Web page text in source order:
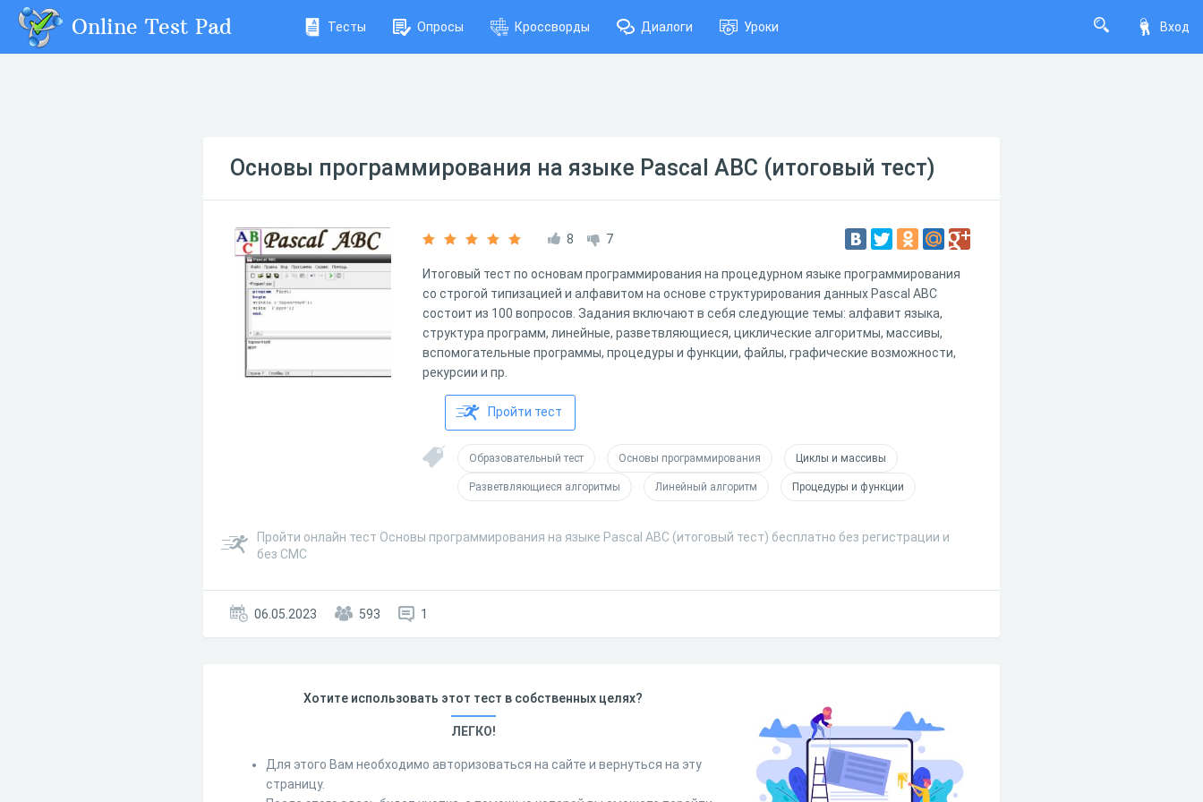
Вход
Online Test Pad Тесты Опросы Кроссворды Диалоги Уроки
Основы программирования на языке Pascal ABC (итоговый тест)
8 7
Итоговый тест по основам программирования на процедурном языке программирования
со строгой типизацией и алфавитом на основе структурирования данных Pascal ABC
состоит из 100 вопросов. Задания включают в себя следующие темы: алфавит языка,
структура программ, линейные, разветвляющиеся, циклические алгоритмы, массивы,
вспомогательные программы, процедуры и функции, файлы, графические возможности,
рекурсии и пр.
Пройти тест
Образовательный тест Основы программирования Циклы и массивы
Разветвляющиеся алгоритмы Линейный алгоритм Процедуры и функции
Пройти онлайн тест Основы программирования на языке Pascal ABC (итоговый тест) бесплатно без регистрации и
без СМС
06.05.2023 593 1
Хотите использовать этот тест в собственных целях?
ЛЕГКО!
Для этого Вам необходимо авторизоваться на сайте и вернуться на эту
страницу.